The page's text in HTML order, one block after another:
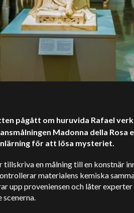
pågått om huruvida Rafael
Madonna della Rosa
för att lösa mysteriet.
en målning till en konstnär
materialens kemiska
upp proveniensen och låter
scenerna.